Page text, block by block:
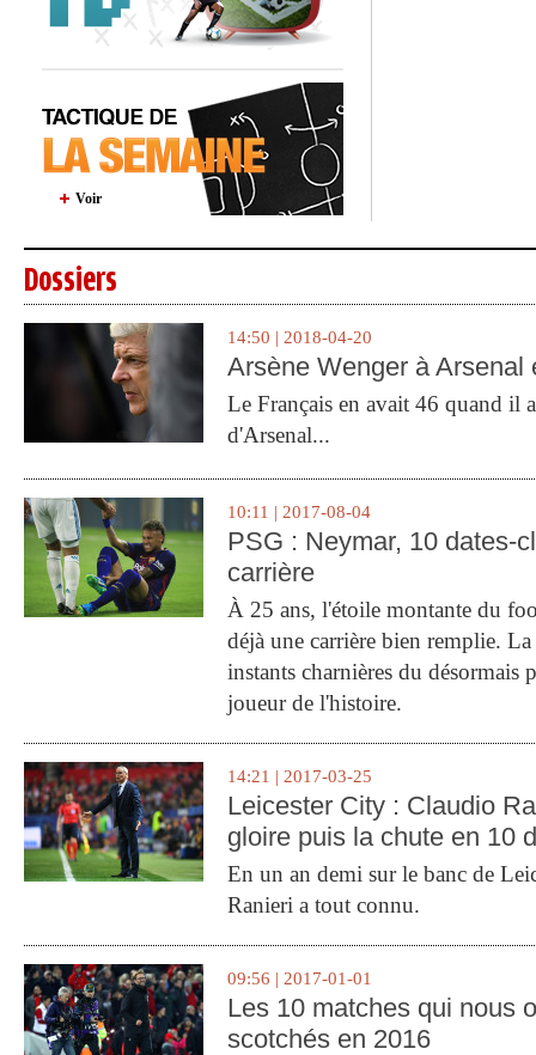
Voir
Dossiers
14:50 | 2018-04-20
Arsène Wenger à Arsenal
Le Français en avait 46 quand il
d'Arsenal...
10:11 | 2017-08-04
PSG : Neymar, 10 dates-
carrière
À 25 ans, l'étoile montante du
déjà une carrière bien remplie.
instants charnières du désormais
joueur de l'histoire.
14:21 | 2017-03-25
Leicester City : Claudio
gloire puis la chute en 10
En un an demi sur le banc de
Ranieri a tout connu.
09:56 | 2017-01-01
Les 10 matches qui nous
scotchés en 2016